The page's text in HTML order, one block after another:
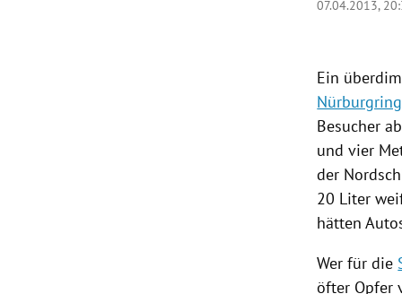
07.04.2013,
Ein
Nürburgring
Besucher
und vier
der
20 Liter
hätten
Wer für die
öfter Opfer